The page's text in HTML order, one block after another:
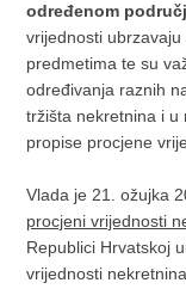
određenom
vrijednosti
predmetima te su
određivanja raznih
tržišta nekretnina i u
propise procjene
Vlada je 21. ožujka
procjeni vrijednosti
Republici Hrvatskoj
vrijednosti